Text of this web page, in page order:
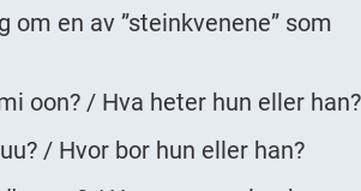
om en av ”steinkvenene” som
oon? / Hva heter hun eller han?
/ Hvor bor hun eller han?